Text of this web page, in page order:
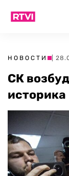
НОВОСТИ |
СК